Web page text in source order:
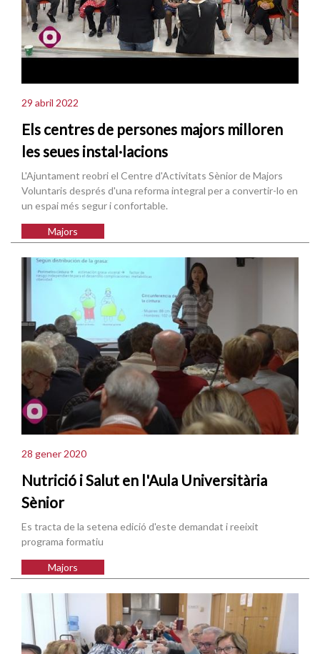
29 abril 2022
Els centres de persones majors milloren
les seues instal·lacions
L'Ajuntament reobri el Centre d'Activitats Sènior de Majors
Voluntaris després d'una reforma integral per a convertir-lo en
un espai més segur i confortable.
Majors
28 gener 2020
Nutrició i Salut en l'Aula Universitària
Sènior
Es tracta de la setena edició d'este demandat i reeixit
programa formatiu
Majors